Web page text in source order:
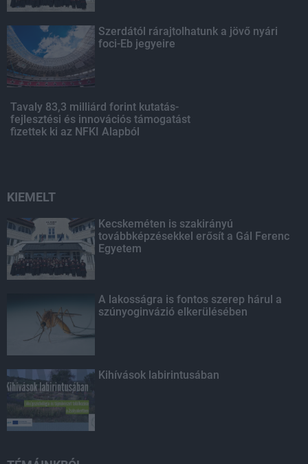
Szerdától rárajtolhatunk a jövő nyári
foci-Eb jegyeire
Tavaly 83,3 milliárd forint kutatás-
fejlesztési és innovációs támogatást
fizettek ki az NFKI Alapból
KIEMELT
Kecskeméten is szakirányú
továbbképzésekkel erősít a Gál Ferenc
Egyetem
A lakosságra is fontos szerep hárul a
szúnyoginvázió elkerülésében
Kihívások labirintusában